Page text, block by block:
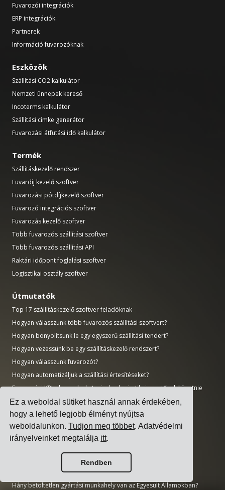
Ez a weboldal sütiket használ annak érdekében,
hogy a lehető legjobb élményt nyújtsa
weboldalunkon.Tudjon meg többet. Adatvédelmi
irányelveinket megtalálja itt.
Rendben
Fuvarozói integrációk
ERP integrációk
Partnerek
Információ fuvarozóknak
Eszközök
Szállítási CO2 kalkulátor
Nemzeti ünnepek kereső
Incoterms kalkulátor
Szállítási címke generátor
Fuvarozási átfutási idő kalkulátor
Termék
Szállításkezelő rendszer
Fuvardíj kezelő szoftver
Fuvarozási pótdíjkezelő szoftver
Fuvarozó integrációs szoftver
Fuvarozás kezelő szoftver
Több fuvarozós szállítási szoftver
Több fuvarozós szállítási API
Raktári időpont foglalási szoftver
Logisztikai osztály szoftver
Útmutatók
Top 17 szállításkezelő szoftver feladóknak
Hogyan válasszunk több fuvarozós szállítási szoftvert?
Hogyan bonyolítsunk le egy egyszerű szállítási tendert?
Hogyan vezessünk be egy szállításkezelő rendszert?
Hogyan válasszunk fuvarozót?
Hogyan automatizáljuk a szállítási értesítéseket?
Fuvarozási KPI-ok, amelyeket minden logisztikai vezetőnek követnie
kell
Kutatás
Mekkora a mesterséges intelligencia piaca?
Mekkora a logisztikai piac?
Mekkora a vállalati szoftver piac?
Hány betöltetlen gyártási munkahely van az Egyesült Államokban?